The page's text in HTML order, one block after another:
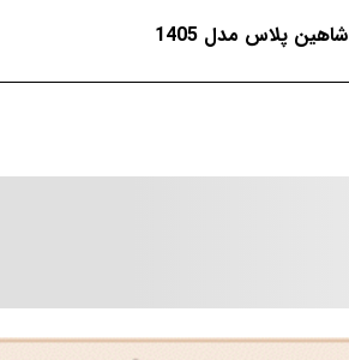
شاهین پلاس مدل 1405